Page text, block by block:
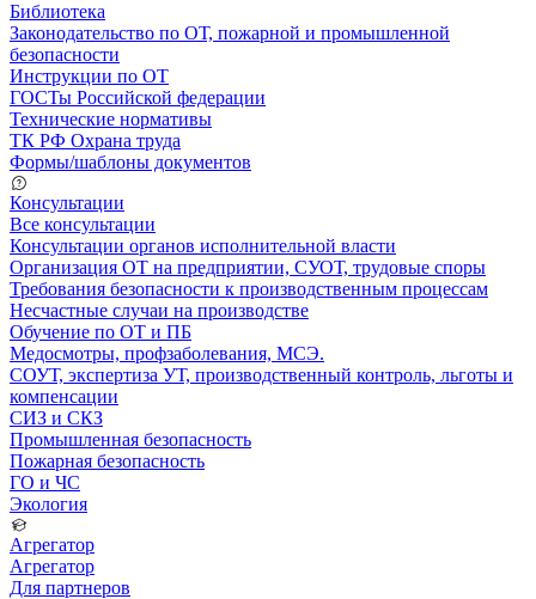
Библиотека
Законодательство по ОТ, пожарной и промышленной
безопасности
Инструкции по ОТ
ГОСТы Российской федерации
Технические нормативы
ТК РФ Охрана труда
Формы/шаблоны документов
Консультации
Все консультации
Консультации органов исполнительной власти
Организация ОТ на предприятии, СУОТ, трудовые споры
Требования безопасности к производственным процессам
Несчастные случаи на производстве
Обучение по ОТ и ПБ
Медосмотры, профзаболевания, МСЭ.
СОУТ, экспертиза УТ, производственный контроль, льготы и
компенсации
СИЗ и СКЗ
Промышленная безопасность
Пожарная безопасность
ГО и ЧС
Экология
Агрегатор
Агрегатор
Для партнеров